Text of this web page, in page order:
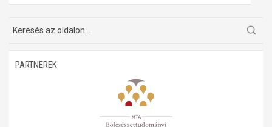
Dokumentumok
PARTNEREK